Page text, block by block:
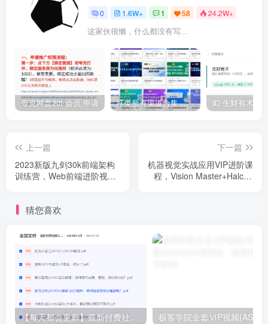
0 1.6W+ 1 58 24.2W+
这家伙很懒，什么都没有写...
夸克网盘20t 会员 申请 IT类所有渠道合集 持续日更，目前近四千多条资源 年费用户微信私信获取权限
上一篇
2023新版九剑30k前端架构
训练营，Web前端进阶视频
下一篇
机器视觉实战应用VIP进阶课
程，Vision Master+Halcon
猜您喜欢
【每天都会更新】最新付费社群公众号文章 极客学院全套ⅥP视频(AS版)